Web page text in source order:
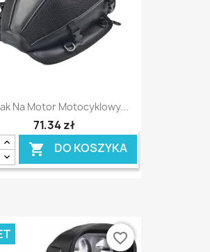
Na Motor Motocyklowy...
71,34 zł
 DO KOSZYKA
favorite_border